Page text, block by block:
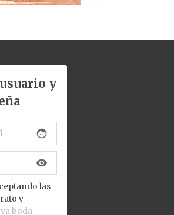
y
face
visibility
las
y
boda